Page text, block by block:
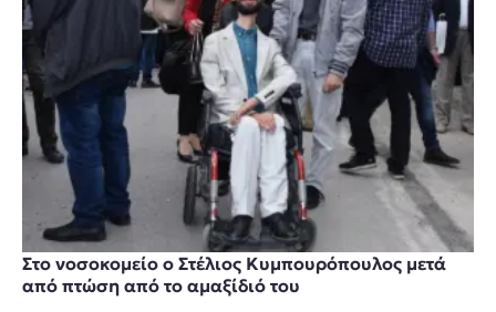
Στο νοσοκομείο ο Στέλιος Κυμπουρόπουλος μετά
από πτώση από το αμαξίδιό του